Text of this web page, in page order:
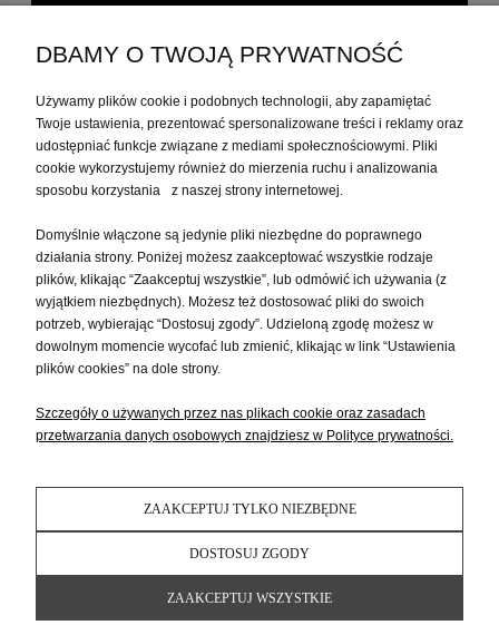
MOJE KONTO
PŁATNOŚCI I DOSTAWA
INFORMACJE
O NAS
POKAŻ PEŁNĄ WERSJĘ STRONY
DBAMY O TWOJĄ PRYWATNOŚĆ
Używamy plików cookie i podobnych technologii, aby zapamiętać
Twoje ustawienia, prezentować spersonalizowane treści i reklamy oraz
udostępniać funkcje związane z mediami społecznościowymi. Pliki
cookie wykorzystujemy również do mierzenia ruchu i analizowania
sposobu korzystania z naszej strony internetowej.
Domyślnie włączone są jedynie pliki niezbędne do poprawnego
działania strony. Poniżej możesz zaakceptować wszystkie rodzaje
plików, klikając “Zaakceptuj wszystkie”, lub odmówić ich używania (z
wyjątkiem niezbędnych). Możesz też dostosować pliki do swoich
potrzeb, wybierając “Dostosuj zgody”. Udzieloną zgodę możesz w
dowolnym momencie wycofać lub zmienić, klikając w link “Ustawienia
plików cookies” na dole strony.
Szczegóły o używanych przez nas plikach cookie oraz zasadach
przetwarzania danych osobowych znajdziesz w Polityce prywatności.
ZAAKCEPTUJ TYLKO NIEZBĘDNE
DOSTOSUJ ZGODY
ZAAKCEPTUJ WSZYSTKIE